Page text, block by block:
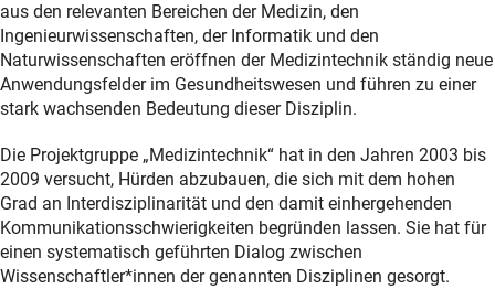
aus den relevanten Bereichen der Medizin, den
Ingenieurwissenschaften, der Informatik und den
Naturwissenschaften eröffnen der Medizintechnik ständig neue
Anwendungsfelder im Gesundheitswesen und führen zu einer
stark wachsenden Bedeutung dieser Disziplin.
Die Projektgruppe „Medizintechnik“ hat in den Jahren 2003 bis
2009 versucht, Hürden abzubauen, die sich mit dem hohen
Grad an Interdisziplinarität und den damit einhergehenden
Kommunikationsschwierigkeiten begründen lassen. Sie hat für
einen systematisch geführten Dialog zwischen
Wissenschaftler*innen der genannten Disziplinen gesorgt.